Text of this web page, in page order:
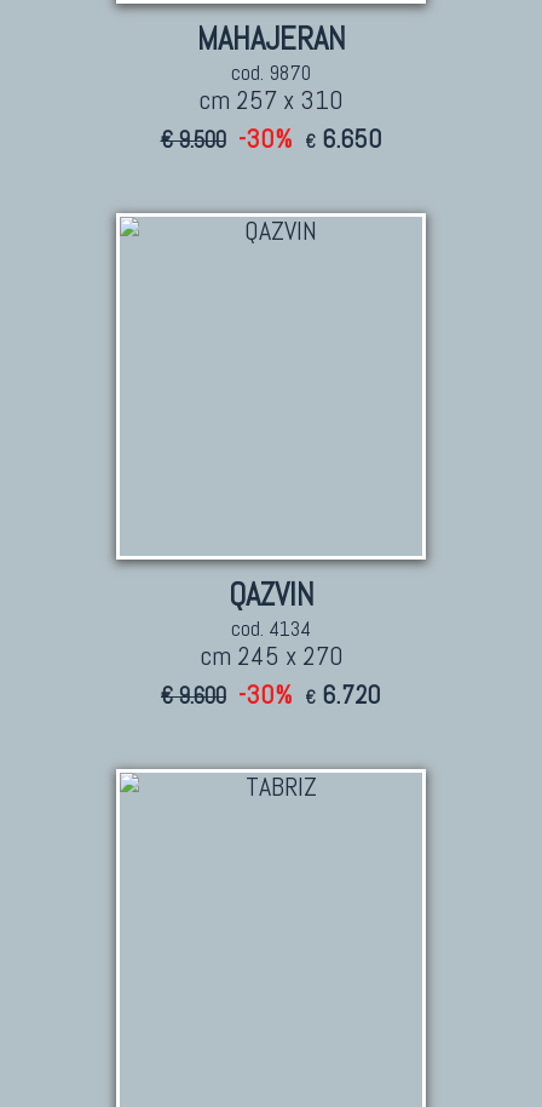
MAHAJERAN
cod. 9870
cm 257 x 310
€ 9.500 -30% € 6.650
QAZVIN
cod. 4134
cm 245 x 270
€ 9.600 -30% € 6.720